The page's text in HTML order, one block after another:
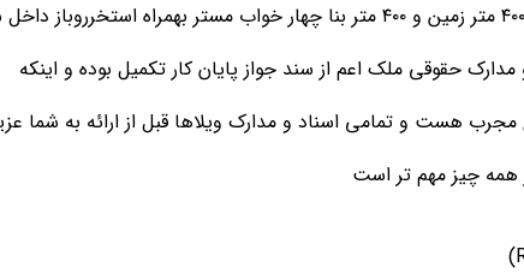
دقیقه ای از شهر تهران این ویلا دارای ۴۰۰ متر زمین و ۴۰۰ متر بنا چهار خواب مستر بهمراه
حقوقی ملک اعم از سند جواز پایان کار تکمیل بوده و اینکه
مجرب هست و تمامی اسناد و مدارک ویلاها قبل از ارائه به شما
همه چیز مهم تر است